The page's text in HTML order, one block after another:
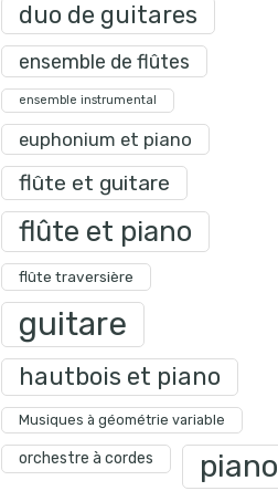
duo de guitares
ensemble de flûtes
ensemble instrumental
euphonium et piano
flûte et guitare
flûte et piano
flûte traversière
guitare
hautbois et piano
Musiques à géométrie variable
orchestre à cordes piano